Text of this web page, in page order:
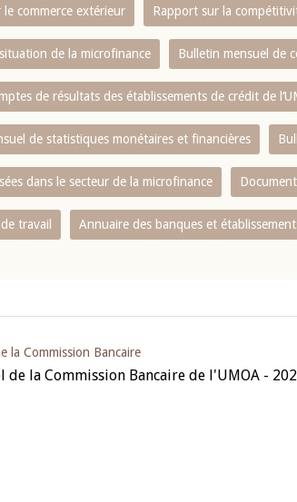
commerce extérieur Rapport sur la
de la microfinance Bulletin mensuel de
de résultats des établissements de crédit de
de statistiques monétaires et financières
dans le secteur de la microfinance
travail Annuaire des banques et
la Commission Bancaire
de la Commission Bancaire de l'UMOA -